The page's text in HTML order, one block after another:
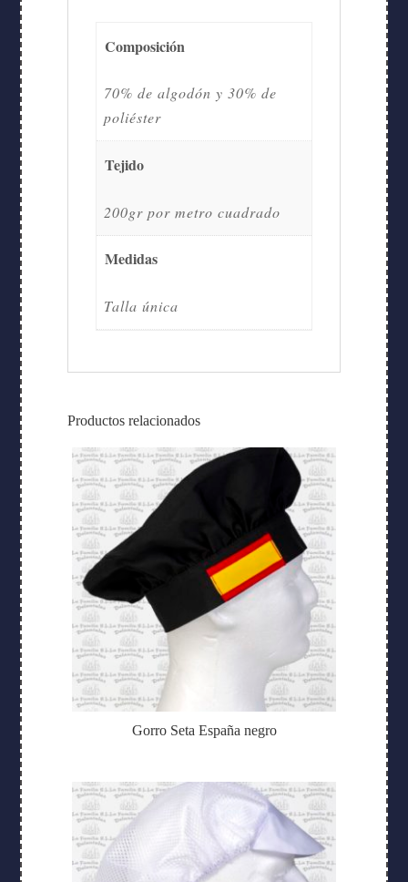
Composición
70% de algodón y 30% de
poliéster
Tejido
200gr por metro cuadrado
Medidas
Talla única
Productos relacionados
Gorro Seta España negro